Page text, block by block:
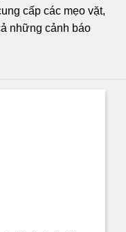
cấp các mẹo vặt,
những cảnh báo